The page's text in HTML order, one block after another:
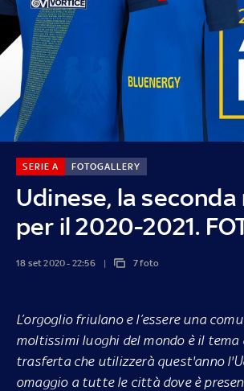
Udinese, la seconda
per il 2020-2021.
SERIE A FOTOGALLERY
18 set 2020 - 22:56 7 foto
L’orgoglio friulano e l’essere una
moltissimi luoghi del mondo è il tema
trasferta che utilizzerà quest'anno
omaggio a tutte le città dove è